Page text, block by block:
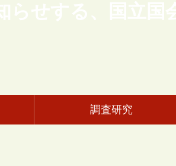
らせする、国立国
調査研究